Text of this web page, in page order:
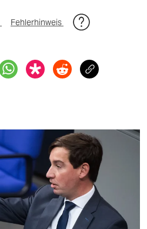
Fehlerhinweis